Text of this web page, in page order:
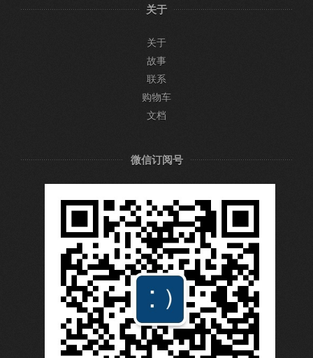
关于
关于
故事
联系
购物车
文档
微信订阅号